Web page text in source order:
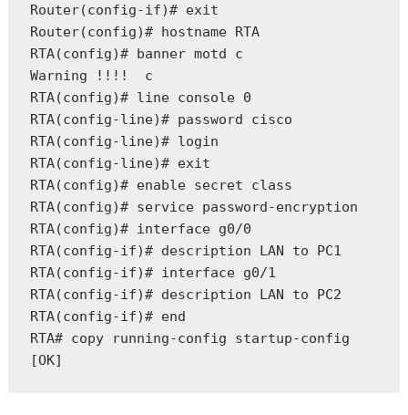
Router(config-if)# exit
Router(config)# hostname RTA
RTA(config)# banner motd c
Warning !!!!  c
RTA(config)# line console 0
RTA(config-line)# password cisco
RTA(config-line)# login
RTA(config-line)# exit
RTA(config)# enable secret class
RTA(config)# service password-encryption
RTA(config)# interface g0/0
RTA(config-if)# description LAN to PC1
RTA(config-if)# interface g0/1
RTA(config-if)# description LAN to PC2
RTA(config-if)# end
RTA# copy running-config startup-config